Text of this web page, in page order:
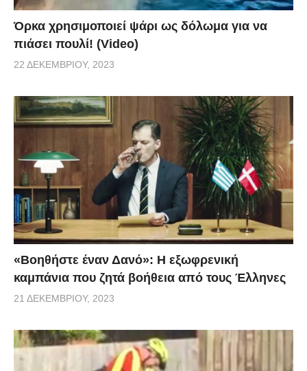
Όρκα χρησιμοποιεί ψάρι ως δόλωμα για να
πιάσει πουλί! (Video)
22 ΔΕΚΕΜΒΡΊΟΥ, 2023
«Βοηθήστε έναν Δανό»: H εξωφρενική
καμπάνια που ζητά βοήθεια από τους Έλληνες
21 ΔΕΚΕΜΒΡΊΟΥ, 2023